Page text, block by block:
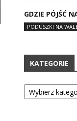
GDZIE PÓJŚĆ
PODUSZKI NA
KATEGORIE
Kategorie